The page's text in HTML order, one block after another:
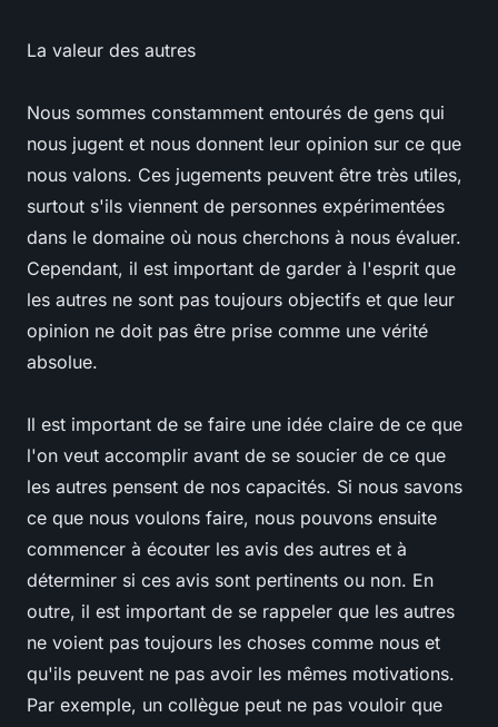
La valeur des autres
Nous sommes constamment entourés de gens qui
nous jugent et nous donnent leur opinion sur ce que
nous valons. Ces jugements peuvent être très utiles,
surtout s'ils viennent de personnes expérimentées
dans le domaine où nous cherchons à nous évaluer.
Cependant, il est important de garder à l'esprit que
les autres ne sont pas toujours objectifs et que leur
opinion ne doit pas être prise comme une vérité
absolue.
Il est important de se faire une idée claire de ce que
l'on veut accomplir avant de se soucier de ce que
les autres pensent de nos capacités. Si nous savons
ce que nous voulons faire, nous pouvons ensuite
commencer à écouter les avis des autres et à
déterminer si ces avis sont pertinents ou non. En
outre, il est important de se rappeler que les autres
ne voient pas toujours les choses comme nous et
qu'ils peuvent ne pas avoir les mêmes motivations.
Par exemple, un collègue peut ne pas vouloir que